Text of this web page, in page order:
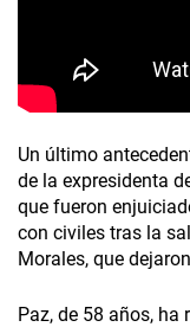
Un último
de la expresidenta
que fueron
con civiles tras la
Morales, que
Paz, de 58 años,